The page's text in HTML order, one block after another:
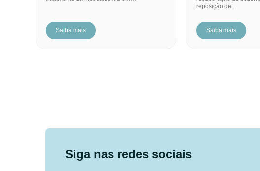
Saiba mais
reposição de…
Saiba mais
Siga nas redes sociais